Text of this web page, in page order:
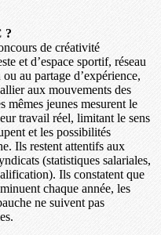
?
de créativité
et d’espace sportif, réseau
au partage d’expérience,
aux mouvements des
mêmes jeunes mesurent le
travail réel, limitant le sens
et les possibilités
Ils restent attentifs aux
(statistiques salariales,
Ils constatent que
chaque année, les
ne suivent pas